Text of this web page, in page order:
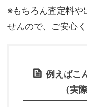
※もちろん査定料や
せんので、ご安心く
例えばこ
（実